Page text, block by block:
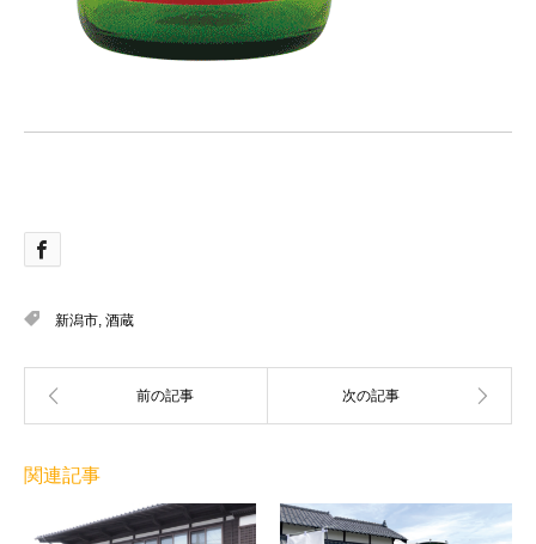
新潟市, 酒蔵
関連記事